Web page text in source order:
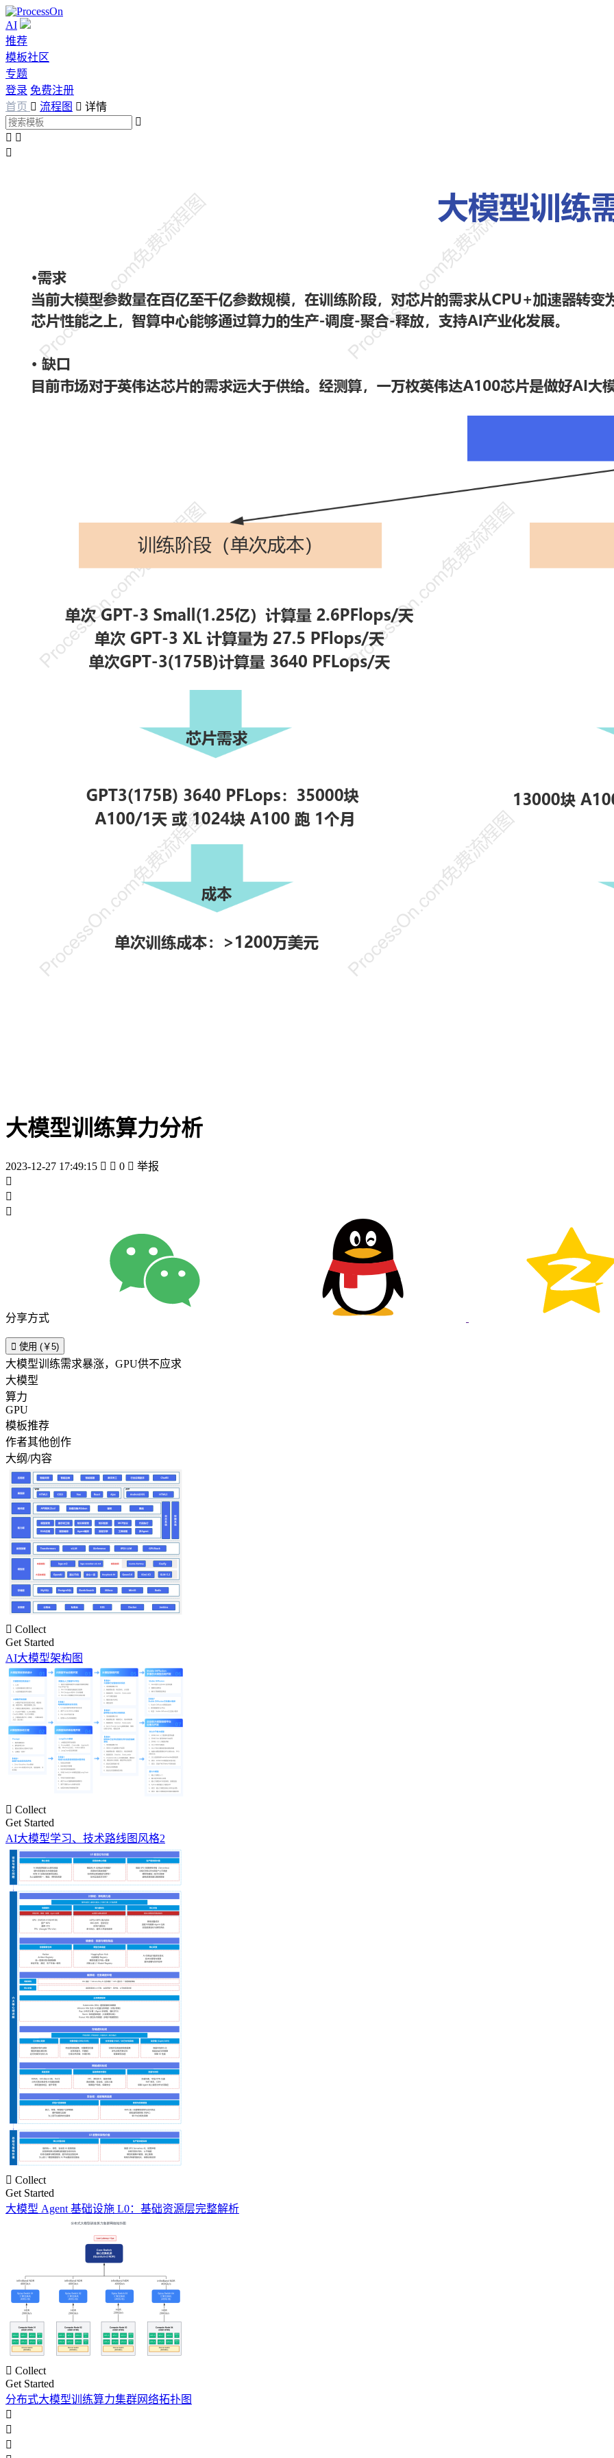
AI
推荐
模板社区
专题
登录 免费注册
首页  流程图  详情

 

大模型训练算力分析
2023-12-27 17:49:15   0  举报



分享方式
 使用 (￥5)
大模型训练需求暴涨，GPU供不应求
大模型
算力
GPU
模板推荐
作者其他创作
大纲/内容
 Collect
Get Started
AI大模型架构图
 Collect
Get Started
AI大模型学习、技术路线图风格2
 Collect
Get Started
大模型 Agent 基础设施 L0：基础资源层完整解析
 Collect
Get Started
分布式大模型训练算力集群网络拓扑图


